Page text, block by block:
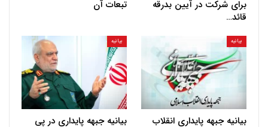
برای شرکت در آیین بدرقه
قائد…
تبعات آن
بیانیه
بیانیه جبهه پایداری انقلاب
بیانیه
بیانیه جبهه پایداری در پی